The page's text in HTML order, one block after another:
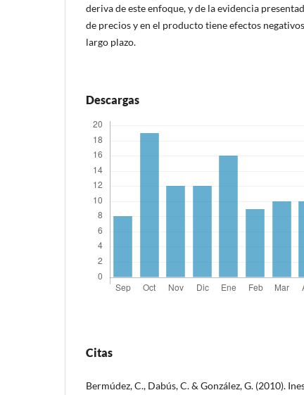
deriva de este enfoque, y de la evidencia
de precios y en el producto tiene efectos
largo plazo.
Descargas
Citas
Bermúdez, C., Dabús, C. & González, G. (2010).